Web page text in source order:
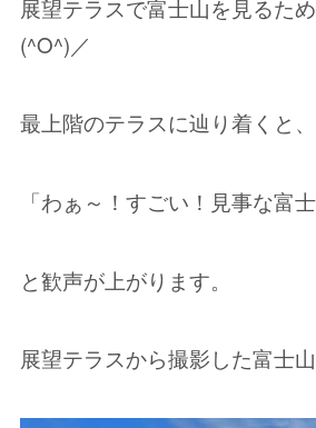
展望テラスで富士山を見るた
(^O^)／
最上階のテラスに辿り着くと
「わぁ～！すごい！見事な富士
と歓声が上がります。
展望テラスから撮影した富士山